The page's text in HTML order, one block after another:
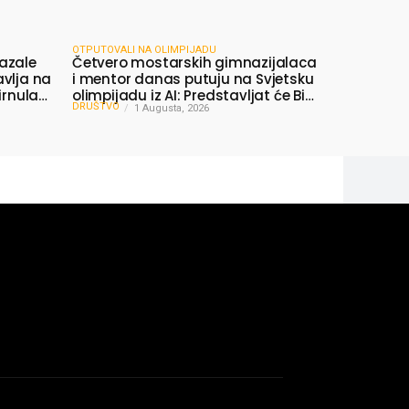
na
OTPUTOVALI NA OLIMPIJADU
Četvero mostarskih gimnazijalaca
i mentor danas putuju na Svjetsku
olimpijadu iz AI: Predstavljat će BiH
među najboljima na svijetu
DRUŠTVO 1 Augusta, 2026